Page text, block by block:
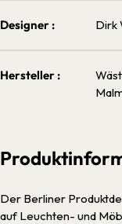
Designer : Dirk
Hersteller :
Der Berliner
auf Leuchten- und